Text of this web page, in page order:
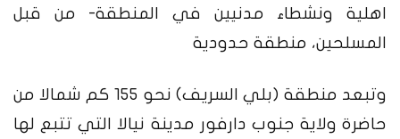
اهلية ونشطاء مدنيين في المنطقة- من قبل
المسلحين، منطقة حدودية
وتبعد منطقة (بلي السريف) نحو 155 كم شمالا من
حاضرة ولاية جنوب دارفور مدينة نيالا التي تتبع لها